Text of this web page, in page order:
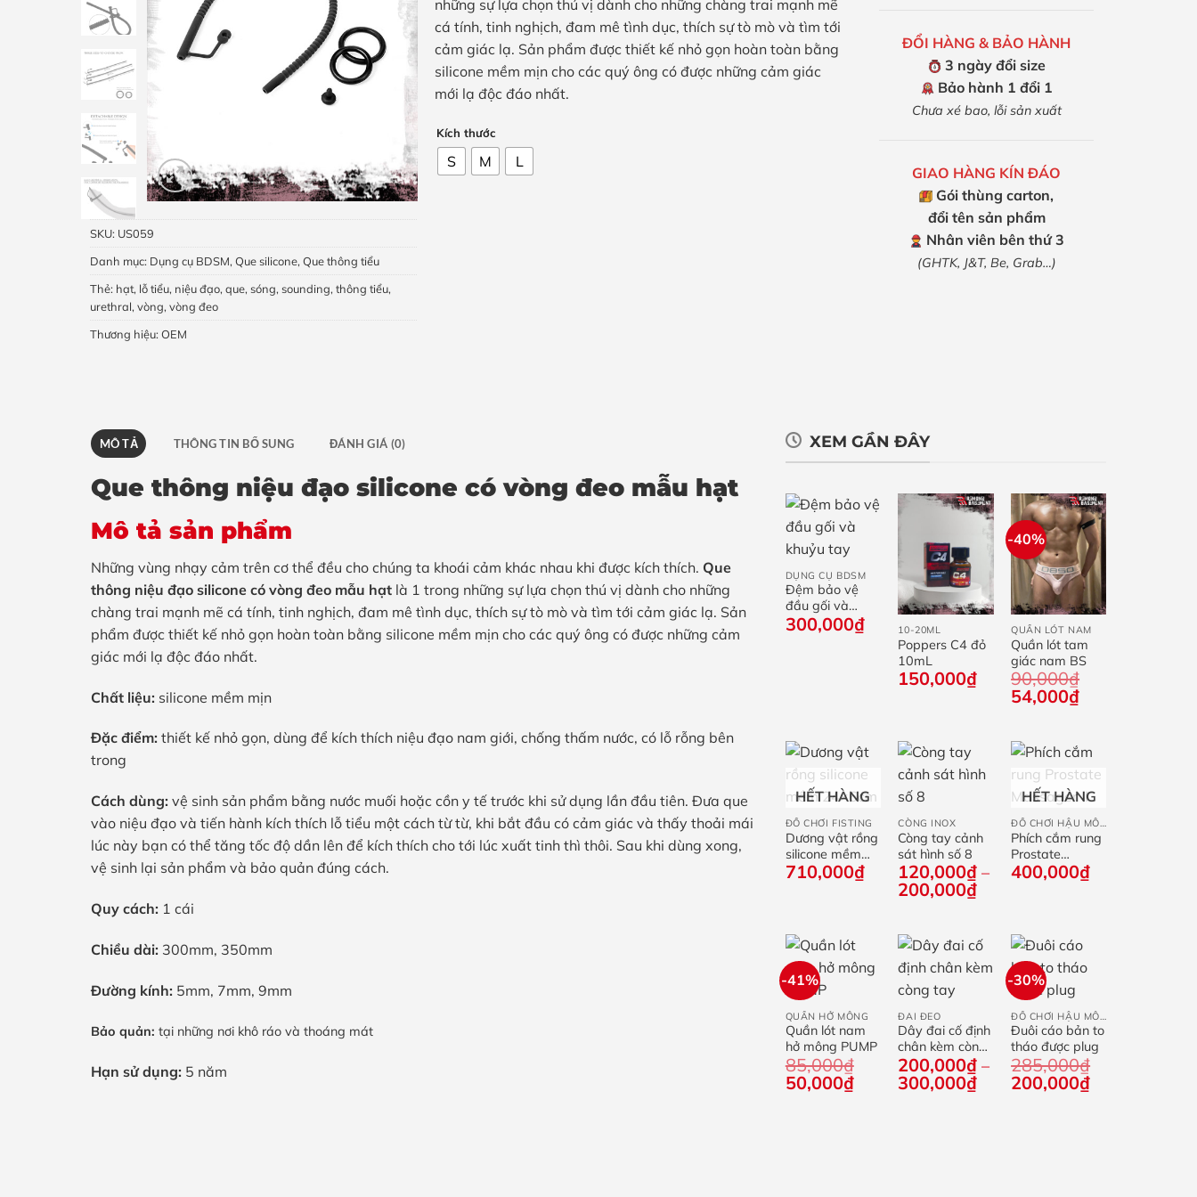
SKU: US059
Danh mục: Dụng cụ BDSM, Que silicone, Que thông tiểu
Thẻ: hạt, lỗ tiểu, niệu đạo, que, sóng, sounding, thông tiểu,
urethral, vòng, vòng đeo
Thương hiệu: OEM
những sự lựa chọn thú vị dành cho những chàng trai mạnh mẽ
cá tính, tinh nghịch, đam mê tình dục, thích sự tò mò và tìm tới
cảm giác lạ. Sản phẩm được thiết kế nhỏ gọn hoàn toàn bằng
silicone mềm mịn cho các quý ông có được những cảm giác
mới lạ độc đáo nhất.
Kích thước
S M L
ĐỔI HÀNG & BẢO HÀNH
3 ngày đổi size
Bảo hành 1 đổi 1
Chưa xé bao, lỗi sản xuất
GIAO HÀNG KÍN ĐÁO
Gói thùng carton,
đổi tên sản phẩm
Nhân viên bên thứ 3
(GHTK, J&T, Be, Grab…)
MÔ TẢ THÔNG TIN BỔ SUNG ĐÁNH GIÁ (0)
Que thông niệu đạo silicone có vòng đeo mẫu hạt
Mô tả sản phẩm
Những vùng nhạy cảm trên cơ thể đều cho chúng ta khoái cảm khác nhau khi được kích thích. Que
thông niệu đạo silicone có vòng đeo mẫu hạt là 1 trong những sự lựa chọn thú vị dành cho những
chàng trai mạnh mẽ cá tính, tinh nghịch, đam mê tình dục, thích sự tò mò và tìm tới cảm giác lạ. Sản
phẩm được thiết kế nhỏ gọn hoàn toàn bằng silicone mềm mịn cho các quý ông có được những cảm
giác mới lạ độc đáo nhất.
Chất liệu: silicone mềm mịn
Đặc điểm: thiết kế nhỏ gọn, dùng để kích thích niệu đạo nam giới, chống thấm nước, có lỗ rỗng bên
trong
Cách dùng: vệ sinh sản phẩm bằng nước muối hoặc cồn y tế trước khi sử dụng lần đầu tiên. Đưa que
vào niệu đạo và tiến hành kích thích lỗ tiểu một cách từ từ, khi bắt đầu có cảm giác và thấy thoải mái
lúc này bạn có thể tăng tốc độ dần lên để kích thích cho tới lúc xuất tinh thì thôi. Sau khi dùng xong,
vệ sinh lại sản phẩm và bảo quản đúng cách.
Quy cách: 1 cái
Chiều dài: 300mm, 350mm
Đường kính: 5mm, 7mm, 9mm
Bảo quản: tại những nơi khô ráo và thoáng mát
Hạn sử dụng: 5 năm
XEM GẦN ĐÂY
+
DỤNG CỤ BDSM
Đệm bảo vệ
đầu gối và
khuỷu tay
300,000₫ 10-20ML
Poppers C4 đỏ
10mL
150,000₫
-40%
+
QUẦN LÓT NAM
Quần lót tam
giác nam BS
90,000₫
Giá
gốc
90,000₫.
54,000₫Giá
54,000₫.
+
HẾT HÀNG
ĐỒ CHƠI FISTING
Dương vật rồng
silicone mềm
24×6cm
710,000₫
+
CÒNG INOX
Còng tay cảnh
sát hình số 8
120,000₫ –
200,000₫Khoảng
120,000₫
đến
200,000₫
+
HẾT HÀNG
ĐỒ CHƠI HẬU MÔN
Phích cắm rung
Prostate
Massager II
400,000₫
-41%
+
QUẦN HỞ MÔNG
Quần lót nam
hở mông PUMP
85,000₫
Giá
gốc
50,000₫Giá
hiện
ĐAI ĐEO
Dây đai cố định
chân kèm còng
tay
200,000₫ –
300,000₫Khoảng
-30%
+
ĐỒ CHƠI HẬU MÔN
Đuôi cáo bản to
tháo được plug
285,000₫
Giá
gốc
200,000₫Giá